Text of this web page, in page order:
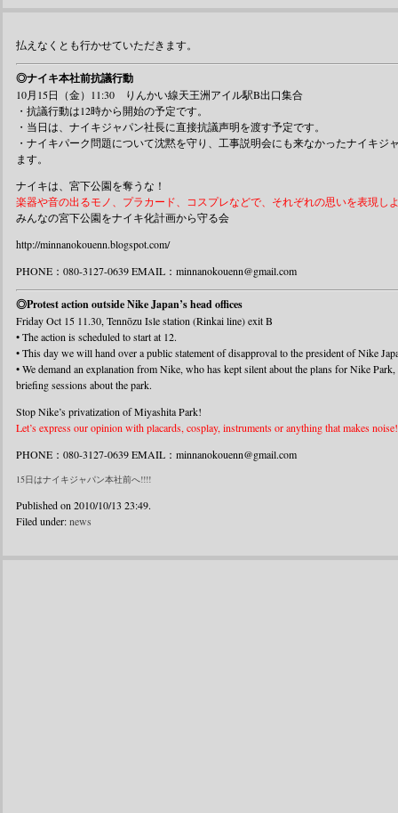
払えなくとも行かせていただきます。
◎ナイキ本社前抗議行動
10月15日（金）11:30 りんかい線天王洲アイル駅B出口集合
・抗議行動は12時から開始の予定です。
・当日は、ナイキジャパン社長に直接抗議声明を渡す予定です。
・ナイキパーク問題について沈黙を守り、工事説明会にも来なかったナイキジ
ます。
ナイキは、宮下公園を奪うな！
楽器や音の出るモノ、プラカード、コスプレなどで、それぞれの思いを表現し
みんなの宮下公園をナイキ化計画から守る会
http://minnanokouenn.blogspot.com/
PHONE：080-3127-0639 EMAIL：minnanokouenn@gmail.com
◎Protest action outside Nike Japan’s head offices
Friday Oct 15 11.30, Tennōzu Isle station (Rinkai line) exit B
• The action is scheduled to start at 12.
• This day we will hand over a public statement of disapproval to the president of Nike
• We demand an explanation from Nike, who has kept silent about the plans for Nike
briefing sessions about the park.
Stop Nike’s privatization of Miyashita Park!
Let’s express our opinion with placards, cosplay, instruments or anything that makes noise!
PHONE：080-3127-0639 EMAIL：minnanokouenn@gmail.com
15日はナイキジャパン本社前へ!!!!
Published on 2010/10/13 23:49.
Filed under:news